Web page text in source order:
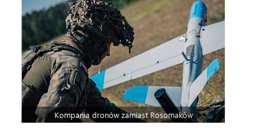
Kompania dronów zamiast Rosomaków